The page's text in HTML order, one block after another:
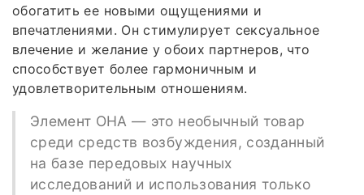
обогатить ее новыми ощущениями и
впечатлениями. Он стимулирует сексуальное
влечение и желание у обоих партнеров, что
способствует более гармоничным и
удовлетворительным отношениям.
Элемент ОНА — это необычный товар
среди средств возбуждения, созданный
на базе передовых научных
исследований и использования только